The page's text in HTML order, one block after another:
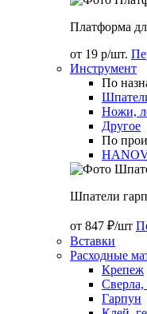
Платформа
от 19 р/шт.
Инструмент
По
Ножи,
Другое
По
Шпатели
от 847 ₽/шт
Вставки
Расходные
Крепеж
Гарпун